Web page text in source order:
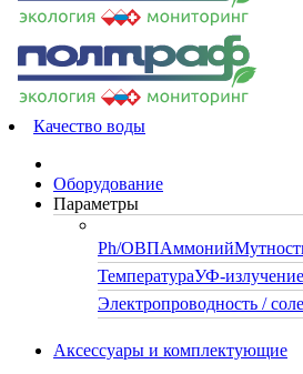
Качество воды
Оборудование
Параметры
Ph/ОВПАммоний
ТемператураУФ-излучение
Электропроводность /
Аксессуары и комплектующие